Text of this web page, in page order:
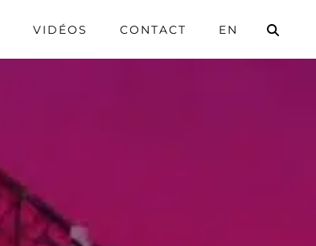
VIDÉOS CONTACT EN